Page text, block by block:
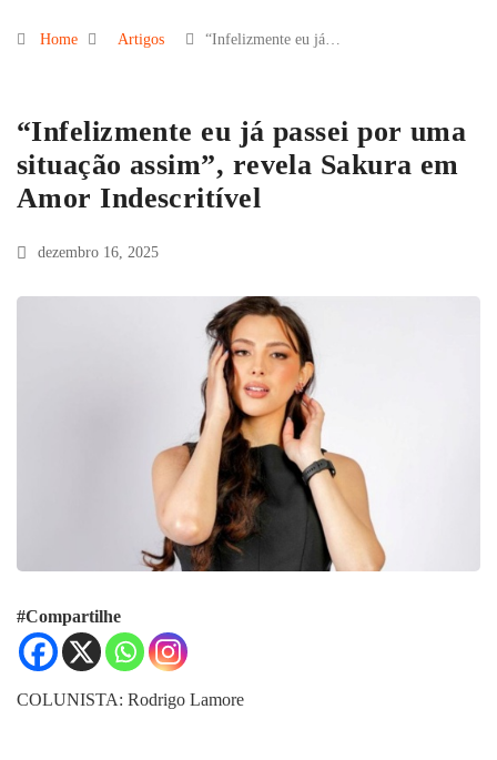
Home Artigos “Infelizmente eu já…
“Infelizmente eu já passei por uma
situação assim”, revela Sakura em
Amor Indescritível
dezembro 16, 2025
#Compartilhe
COLUNISTA: Rodrigo Lamore